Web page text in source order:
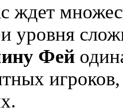
ждет
уровня
Фей